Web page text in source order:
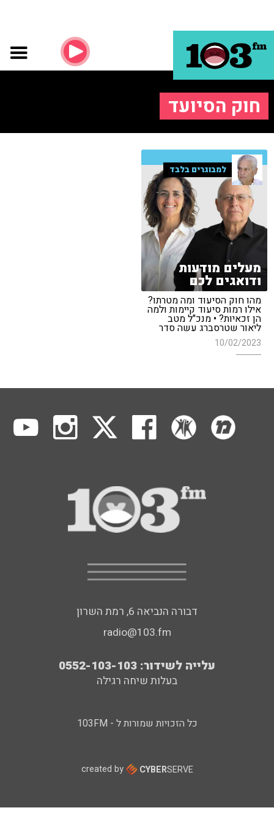
חוק הסיועד
למבוגרים בלבד
מעלים מודעות
ודואגים לכם
מהו חוק הסיעוד ומה מטרתו?
אילו רמות סיעוד קיימות ולמה
הן זכאיות? • מנכ"ל מטב
ליאור שטרסברג עשה סדר
10/02/2023
דבורה הנביאה 6, רמת השרון
radio@103.fm
עלייה לשידור: 0552-103-103
בעלות שיחה רגילה
כל הזכויות שמורות ל - 103FM
created by CYBERSERVE